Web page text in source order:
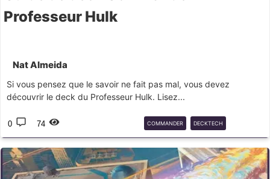
Professeur Hulk
Nat Almeida
Si vous pensez que le savoir ne fait pas mal, vous devez
découvrir le deck du Professeur Hulk. Lisez...
0 74 COMMANDER DECKTECH
PROFESSOR HULK MARVEL